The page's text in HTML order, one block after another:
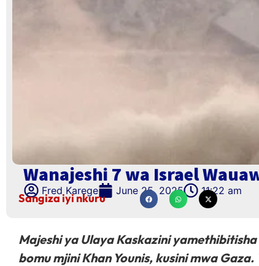
Wanajeshi 7 wa Israel
Fred Karege June 25, 2025 11:22 am
Sangiza iyi nkuru
Majeshi ya Ulaya Kaskazini
bomu mjini Khan Younis, kusini mwa